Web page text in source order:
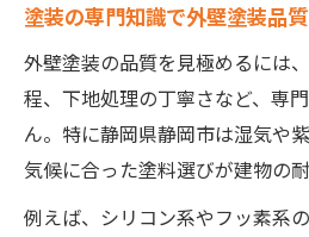
塗装の専門知識で外壁塗装品
外壁塗装の品質を見極めるには
程、下地処理の丁寧さなど、専
ん。特に静岡県静岡市は湿気や
気候に合った塗料選びが建物の
例えば、シリコン系やフッ素系